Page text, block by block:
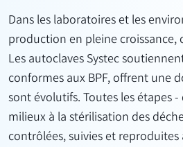
Dans les laboratoires et les
production en pleine
Les autoclaves Systec
conformes aux BPF, offrent une
sont évolutifs. Toutes les étapes
milieux à la stérilisation des
contrôlées, suivies et reproduites